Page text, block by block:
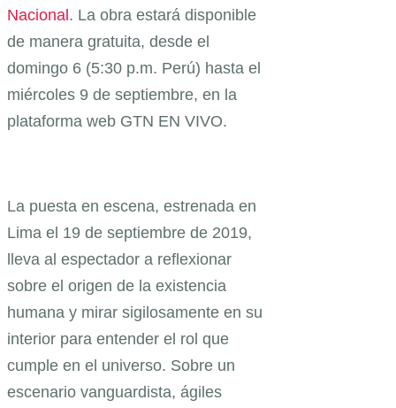
Nacional. La obra estará disponible
de manera gratuita, desde el
domingo 6 (5:30 p.m. Perú) hasta el
miércoles 9 de septiembre, en la
plataforma web GTN EN VIVO.
La puesta en escena, estrenada en
Lima el 19 de septiembre de 2019,
lleva al espectador a reflexionar
sobre el origen de la existencia
humana y mirar sigilosamente en su
interior para entender el rol que
cumple en el universo. Sobre un
escenario vanguardista, ágiles